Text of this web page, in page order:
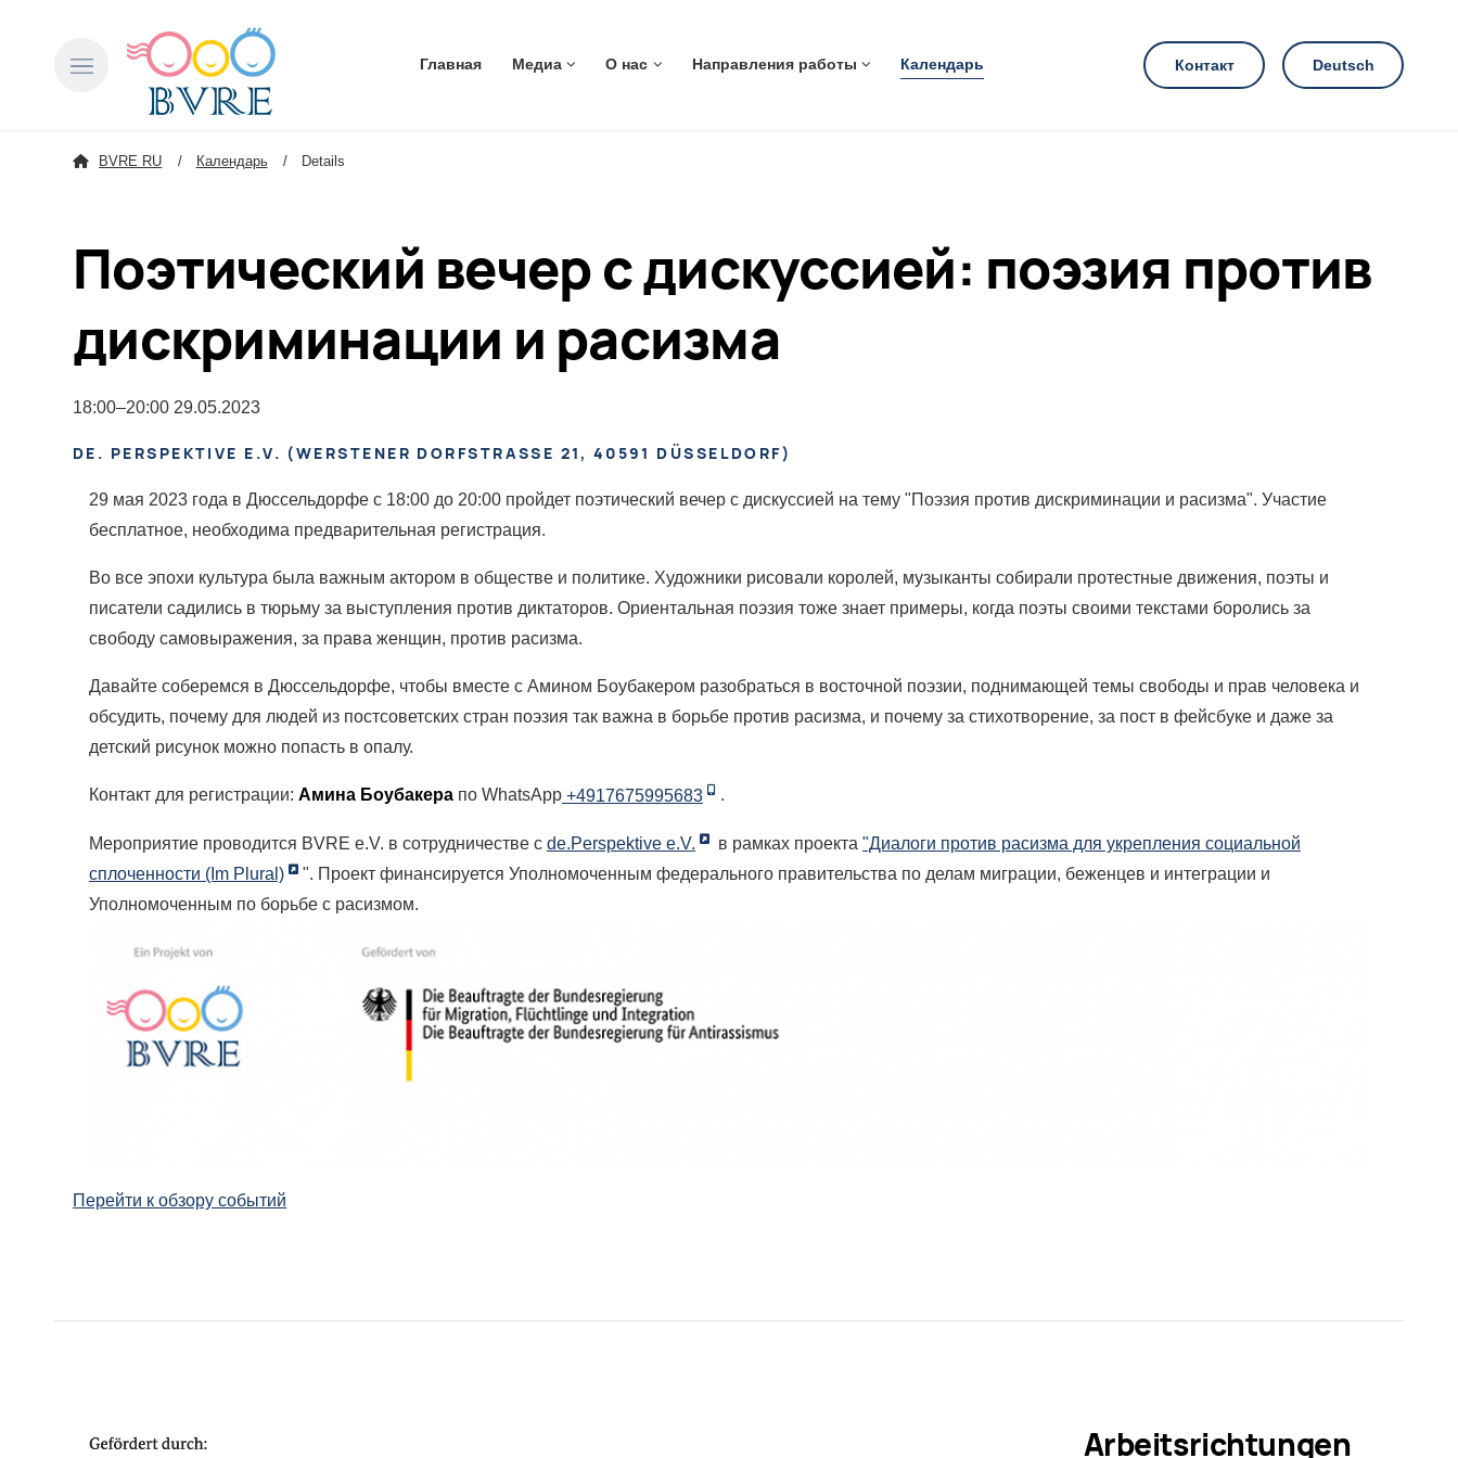
Главная
Медиа О нас Направления работы Календарь Контакт Deutsch
BVRE RU Календарь Details
Поэтический вечер с дискуссией: поэзия против
дискриминации и расизма
18:00–20:00 29.05.2023
DE. PERSPEKTIVE E.V. (WERSTENER DORFSTRASSE 21, 40591 DÜSSELDORF )
29 мая 2023 года в Дюссельдорфе с 18:00 до 20:00 пройдет поэтический вечер с дискуссией на тему "Поэзия против дискриминации и расизма". Участие
бесплатное, необходима предварительная регистрация.
Во все эпохи культура была важным актором в обществе и политике. Художники рисовали королей, музыканты собирали протестные движения, поэты и
писатели садились в тюрьму за выступления против диктаторов. Ориентальная поэзия тоже знает примеры, когда поэты своими текстами боролись за
свободу самовыражения, за права женщин, против расизма.
Давайте соберемся в Дюссельдорфе, чтобы вместе с Амином Боубакером разобраться в восточной поэзии, поднимающей темы свободы и прав человека и
обсудить, почему для людей из постсоветских стран поэзия так важна в борьбе против расизма, и почему за стихотворение, за пост в фейсбуке и даже за
детский рисунок можно попасть в опалу.
Контакт для регистрации: Амина Боубакера по WhatsApp +4917675995683 .
Мероприятие проводится BVRE e.V. в сотрудничестве с de.Perspektive e.V. в рамках проекта "Диалоги против расизма для укрепления социальной
сплоченности (Im Plural)
". Проект финансируется Уполномоченным федерального правительства по делам миграции, беженцев и интеграции и
Уполномоченным по борьбе с расизмом.
Перейти к обзору событий
Arbeitsrichtungen